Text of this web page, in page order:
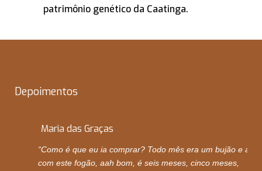
patrimônio genético da Caatinga.
Depoimentos
Maria das Graças
“Como é que eu ia comprar? Todo mês era um bujão e
com este fogão, aah bom, é seis meses, cinco meses,